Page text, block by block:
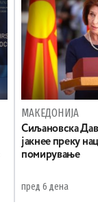
МАКЕДОНИЈА
Сиљановска
јакнее преку
помирување
пред 6 дена